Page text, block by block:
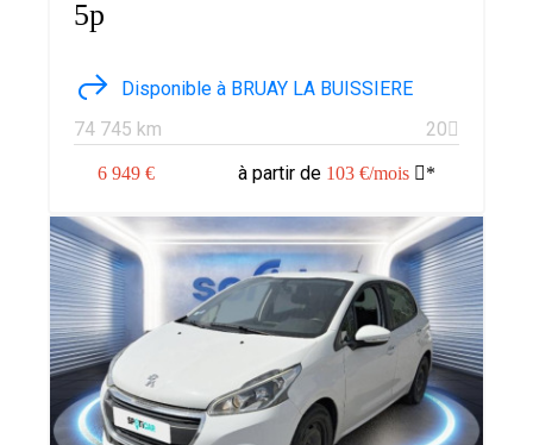
5p
Disponible à BRUAY LA BUISSIERE
74 745 km
20
6 949 € à partir de 103 €/mois *